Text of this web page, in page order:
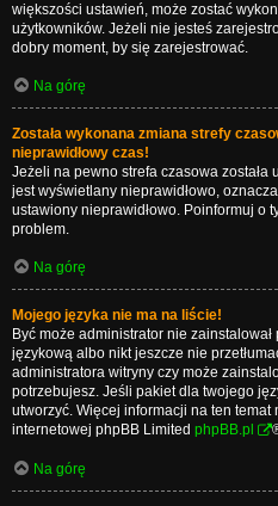
większości ustawień, może zostać
użytkowników. Jeżeli nie jesteś
dobry moment, by się zarejestrować.
Na górę
Została wykonana zmiana strefy
nieprawidłowy czas!
Jeżeli na pewno strefa czasowa została
jest wyświetlany nieprawidłowo,
ustawiony nieprawidłowo. Poinformuj o
problem.
Na górę
Mojego języka nie ma na liście!
Być może administrator nie
językową albo nikt jeszcze nie
administratora witryny czy może
potrzebujesz. Jeśli pakiet dla twojego
utworzyć. Więcej informacji na ten temat
internetowej phpBB Limited phpBB.pl
Na górę